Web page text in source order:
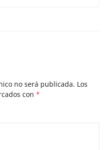
no será publicada. Los
con *